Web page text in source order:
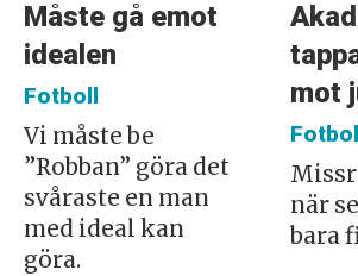
Måste gå emot
idealen
Fotboll
Vi måste be
”Robban” göra det
svåraste en man
med ideal kan
göra.
mot
Fotboll
när
bara